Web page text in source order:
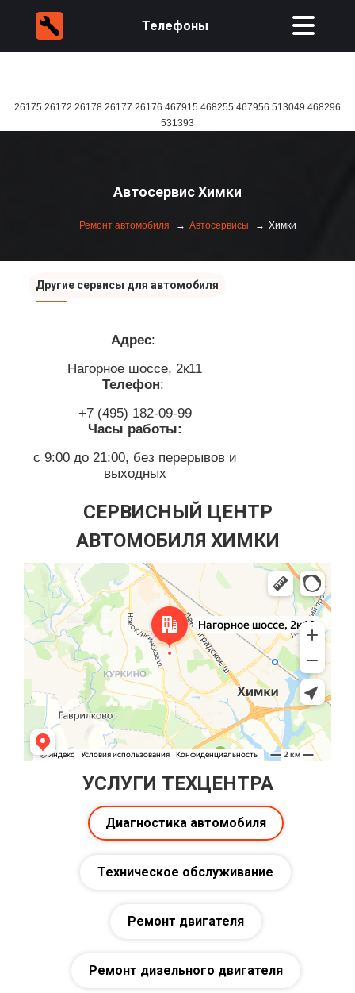
Телефоны
26175 26172 26178 26177 26176 467915 468255 467956 513049 468296
531393
Автосервис Химки
Ремонт автомобиля Автосервисы Химки
Другие сервисы для автомобиля
Адрес:
Нагорное шоссе, 2к11
Телефон:
+7 (495) 182-09-99
Часы работы:
с 9:00 до 21:00, без перерывов и
выходных
СЕРВИСНЫЙ ЦЕНТР
АВТОМОБИЛЯ ХИМКИ
УСЛУГИ ТЕХЦЕНТРА
Диагностика автомобиля
Техническое обслуживание
Ремонт двигателя
Ремонт дизельного двигателя